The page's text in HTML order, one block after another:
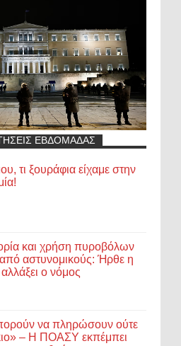
ΕΒΔΟΜΑΔΑΣ
τι ξουράφια είχαμε στην
και χρήση πυροβόλων
αστυνομικούς: Ήρθε η
ο νόμος
να πληρώσουν ούτε
– Η ΠΟΑΣΥ εκπέμπει